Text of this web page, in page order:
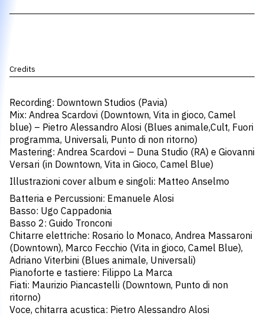
Credits
Recording: Downtown Studios (Pavia)
Mix: Andrea Scardovi (Downtown, Vita in gioco, Camel
blue) – Pietro Alessandro Alosi (Blues animale,Cult, Fuori
programma, Universali, Punto di non ritorno)
Mastering: Andrea Scardovi – Duna Studio (RA) e Giovanni
Versari (in Downtown, Vita in Gioco, Camel Blue)
Illustrazioni cover album e singoli: Matteo Anselmo
Batteria e Percussioni: Emanuele Alosi
Basso: Ugo Cappadonia
Basso 2: Guido Tronconi
Chitarre elettriche: Rosario lo Monaco, Andrea Massaroni
(Downtown), Marco Fecchio (Vita in gioco, Camel Blue),
Adriano Viterbini (Blues animale, Universali)
Pianoforte e tastiere: Filippo La Marca
Fiati: Maurizio Piancastelli (Downtown, Punto di non
ritorno)
Voce, chitarra acustica: Pietro Alessandro Alosi